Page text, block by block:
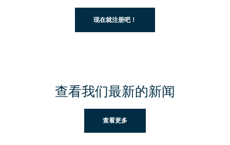
现在就注册吧！
查看我们最新的新闻
查看更多